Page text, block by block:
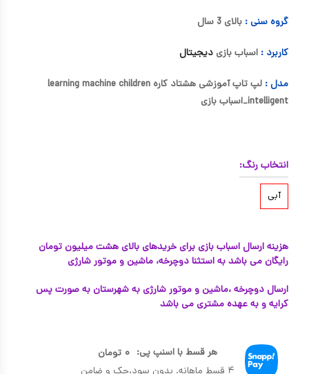
گروه سنی : بالای 3 سال
کاربرد : اسباب بازی دیجیتال
مدل :
لپ تاپ آموزشی هشتاد کاره learning machine children
intelligent_اسباب بازی
انتخاب رنگ:
آبی
هزینه ارسال اسباب بازی برای خریدهای بالای هشت میلیون تومان
رایگان می باشد به استثنا دوچرخه، ماشین و موتور شارژی
ارسال دوچرخه ،ماشین و موتور شارژی به شهرستان به صورت پس
کرایه و به عهده مشتری می باشد
هر قسط با اسنپ پی: ۰ تومان